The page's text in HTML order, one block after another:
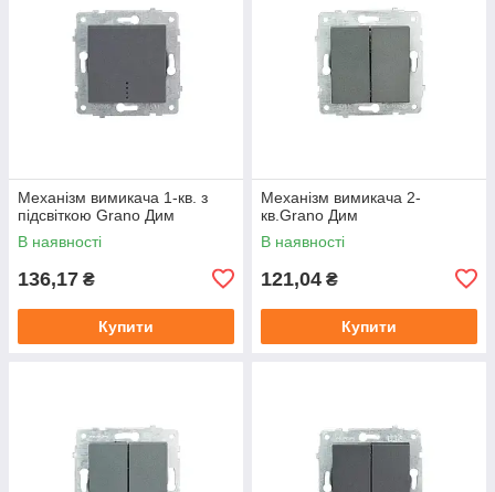
Механізм вимикача 1-кв. з
підсвіткою Grano Дим
В наявності
136,17 ₴
Купити
Механізм вимикача 2-
кв.Grano Дим
В наявності
121,04 ₴
Купити